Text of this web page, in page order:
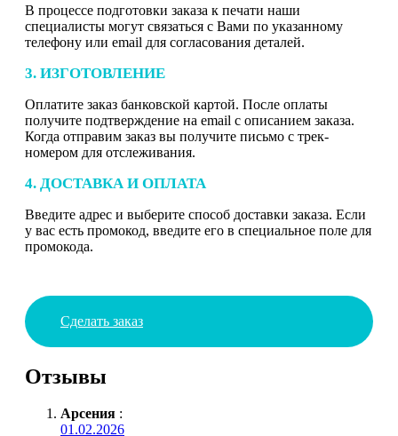
В процессе подготовки заказа к печати наши
специалисты могут связаться с Вами по указанному
телефону или email для согласования деталей.
3. ИЗГОТОВЛЕНИЕ
Оплатите заказ банковской картой. После оплаты
получите подтверждение на email с описанием заказа.
Когда отправим заказ вы получите письмо с трек-
номером для отслеживания.
4. ДОСТАВКА И ОПЛАТА
Введите адрес и выберите способ доставки заказа. Если
у вас есть промокод, введите его в специальное поле для
промокода.
Сделать заказ
Отзывы
Арсения :
01.02.2026